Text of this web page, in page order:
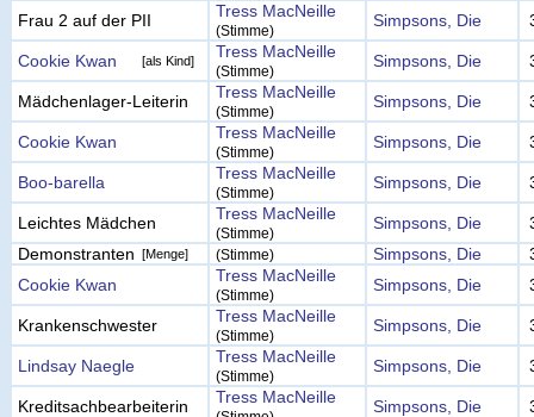
Frau 2 auf der PII Tress MacNeille
(Stimme)
Simpsons, Die
Cookie Kwan [als Kind] Tress MacNeille
(Stimme)
Simpsons, Die
Mädchenlager-Leiterin Tress MacNeille
(Stimme)
Simpsons, Die
Cookie Kwan Tress MacNeille
(Stimme)
Simpsons, Die
Boo-barella Tress MacNeille
(Stimme)
Simpsons, Die
Leichtes Mädchen Tress MacNeille
(Stimme)
Simpsons, Die
Demonstranten [Menge] (Stimme) Simpsons, Die
Cookie Kwan
Tress MacNeille
(Stimme)
Simpsons, Die
Krankenschwester Tress MacNeille
(Stimme)
Simpsons, Die
Lindsay Naegle Tress MacNeille
(Stimme)
Simpsons, Die
Kreditsachbearbeiterin Tress MacNeille Simpsons, Die